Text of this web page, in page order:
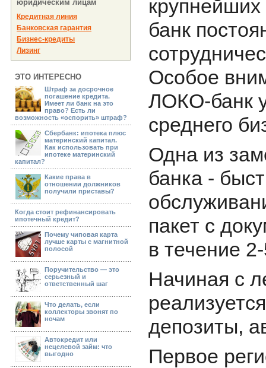
юридическим лицам
Кредитная линия
Банковская гарантия
Бизнес-кредиты
Лизинг
ЭТО ИНТЕРЕСНО
Штраф за досрочное
погашение кредита.
Имеет ли банк на это
право? Есть ли
возможность «оспорить» штраф?
Сбербанк: ипотека плюс
материнский капитал.
Как использовать при
ипотеке материнский
капитал?
Какие права в
отношении должников
получили приставы?
Когда стоит рефинансировать
ипотечный кредит?
Почему чиповая карта
лучше карты с магнитной
полосой
Поручительство — это
серьезный и
ответственный шаг
Что делать, если
коллекторы звонят по
ночам
Автокредит или
нецелевой займ: что
выгодно
крупнейших
банк
Особое
ЛОКО-банк
среднего
Одна из
банка -
пакет с
в течение
Начиная с
депозиты,
Первое